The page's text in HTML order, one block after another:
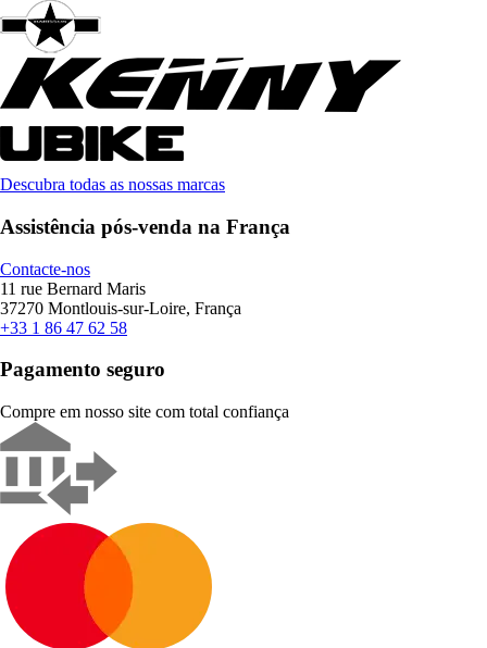
Descubra todas as nossas marcas
Assistência pós-venda na França
Contacte-nos
11 rue Bernard Maris
37270 Montlouis-sur-Loire, França
+33 1 86 47 62 58
Pagamento seguro
Compre em nosso site com total confiança